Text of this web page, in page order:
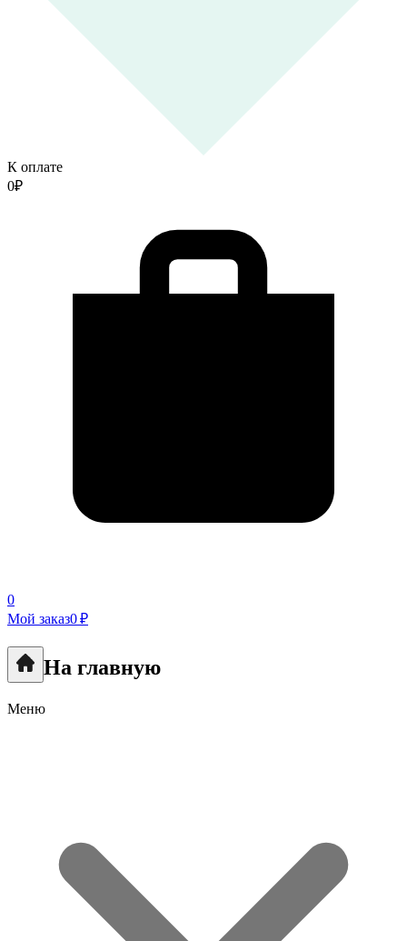
К оплате
0₽
0
Мой заказ0 ₽
На главную
Меню